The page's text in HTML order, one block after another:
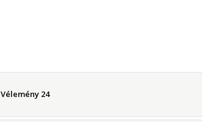
Vélemény 24